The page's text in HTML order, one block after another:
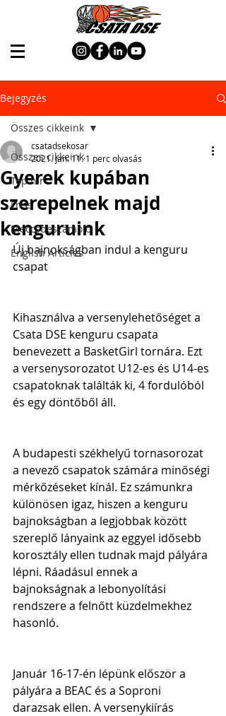
Bejegyzés
Összes cikkeink
Top hír
Friss
Meccsbeszámoló
English Articles
Összes cikkeink
Gyerek kupában
szerepelnek majd
kenguruink
csatadsekosar
2021. jan. 11. 1 perc olvasás
Új bajnokságban indul a kenguru
csapat
Kihasználva a versenylehetőséget a
Csata DSE kenguru csapata
benevezett a BasketGirl tornára. Ezt
a versenysorozatot U12-es és U14-es
csapatoknak találták ki, 4 fordulóból
és egy döntőből áll.
A budapesti székhelyű tornasorozat
a nevező csapatok számára minőségi
mérkőzéseket kínál. Ez számunkra
különösen igaz, hiszen a kenguru
bajnokságban a legjobbak között
szereplő lányaink az eggyel idősebb
korosztály ellen tudnak majd pályára
lépni. Ráadásul ennek a
bajnokságnak a lebonyolítási
rendszere a felnőtt küzdelmekhez
hasonló.
Január 16-17-én lépünk először a
pályára a BEAC és a Soproni
darazsak ellen. A versenykiírás